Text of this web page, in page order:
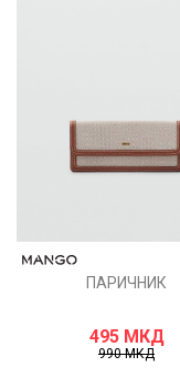
ПАРИЧНИК
495 МКД
990МКД